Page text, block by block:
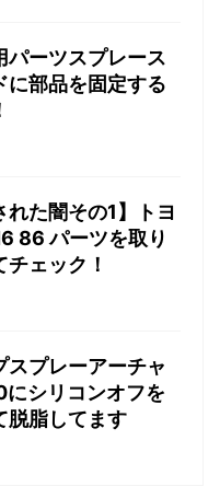
パーツスプレース
に部品を固定する
れた闇その1】トヨ
86 パーツを取り
チェック！
スプレーアーチャ
にシリコンオフを
脱脂してます